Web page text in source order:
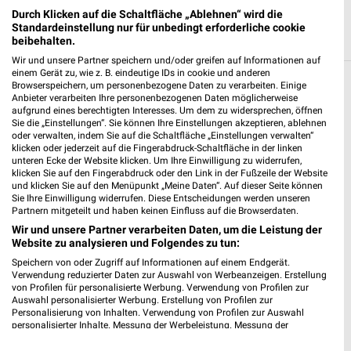
Weitere OBI Geschäfte mit Angeboten in
und um Bitterfeld-Wolfen
5 Geschäfte und Orte
OBI Angebote in Halle
Halle, Deutschland
149,61 km
OBI Angebote in Leipzig (am Hauptbahnhof)
Leipzig (am Hauptbahnhof), Deutschland
Durch Klicken auf die Schaltfläche „Ablehnen“ wird die
Standardeinstellung nur für unbedingt erforderliche cookie
beibehalten.
Wir und unsere Partner speichern und/oder greifen auf Informationen auf
einem Gerät zu, wie z. B. eindeutige IDs in cookie und anderen
Browserspeichern, um personenbezogene Daten zu verarbeiten. Einige
Anbieter verarbeiten Ihre personenbezogenen Daten möglicherweise
aufgrund eines berechtigten Interesses. Um dem zu widersprechen, öffnen
Sie die „Einstellungen“. Sie können Ihre Einstellungen akzeptieren, ablehnen
oder verwalten, indem Sie auf die Schaltfläche „Einstellungen verwalten“
klicken oder jederzeit auf die Fingerabdruck-Schaltfläche in der linken
unteren Ecke der Website klicken. Um Ihre Einwilligung zu widerrufen,
klicken Sie auf den Fingerabdruck oder den Link in der Fußzeile der Website
und klicken Sie auf den Menüpunkt „Meine Daten“. Auf dieser Seite können
Sie Ihre Einwilligung widerrufen. Diese Entscheidungen werden unseren
Partnern mitgeteilt und haben keinen Einfluss auf die Browserdaten.
Wir und unsere Partner verarbeiten Daten, um die Leistung der
Website zu analysieren und Folgendes zu tun:
Speichern von oder Zugriff auf Informationen auf einem Endgerät.
Verwendung reduzierter Daten zur Auswahl von Werbeanzeigen. Erstellung
von Profilen für personalisierte Werbung. Verwendung von Profilen zur
Auswahl personalisierter Werbung. Erstellung von Profilen zur
Personalisierung von Inhalten. Verwendung von Profilen zur Auswahl
personalisierter Inhalte. Messung der Werbeleistung. Messung der